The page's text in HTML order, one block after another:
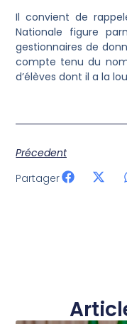
Il convient de
Nationale figure
gestionnaires de
compte tenu du
d’élèves dont il a la
Précedent
Partager